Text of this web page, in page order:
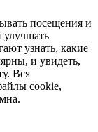
посещения и
улучшать
узнать, какие
и увидеть,
Вся
cookie,